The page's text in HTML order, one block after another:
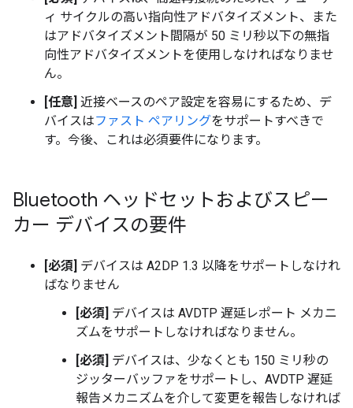
ィ サイクルの高い指向性アドバタイズメント、また
はアドバタイズメント間隔が 50 ミリ秒以下の無指
向性アドバタイズメントを使用しなければなりませ
ん。
[任意] 近接ベースのペア設定を容易にするため、デ
バイスはファスト ペアリングをサポートすべきで
す。今後、これは必須要件になります。
Bluetooth ヘッドセットおよびスピー
カー デバイスの要件
[必須] デバイスは A2DP 1.3 以降をサポートしなけれ
ばなりません
[必須] デバイスは AVDTP 遅延レポート メカニ
ズムをサポートしなければなりません。
[必須] デバイスは、少なくとも 150 ミリ秒の
ジッターバッファをサポートし、AVDTP 遅延
報告メカニズムを介して変更を報告しなければ